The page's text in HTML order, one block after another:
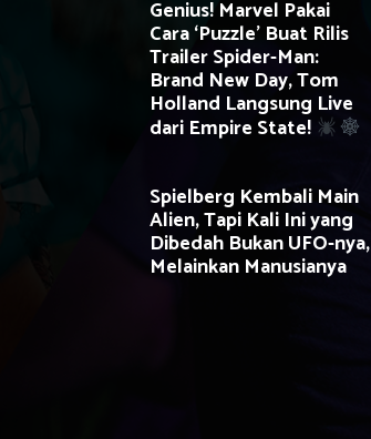
Genius! Marvel Pakai
Cara ‘Puzzle’ Buat Rilis
Trailer Spider-Man:
Brand New Day, Tom
Holland Langsung Live
dari Empire State!
Spielberg Kembali Main
Alien, Tapi Kali Ini yang
Dibedah Bukan UFO-nya,
Melainkan Manusianya